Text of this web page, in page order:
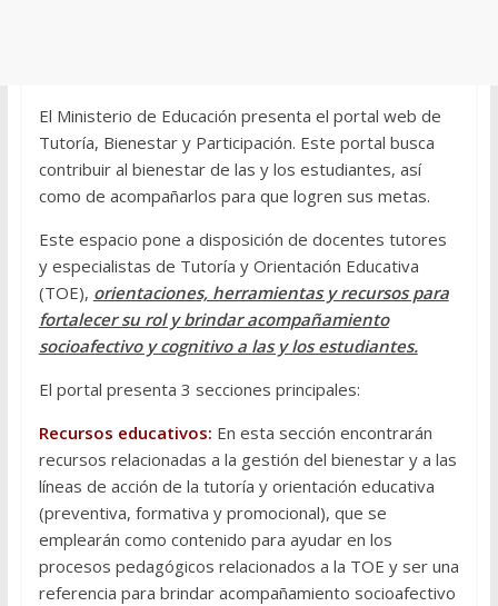
El Ministerio de Educación presenta el portal web de
Tutoría, Bienestar y Participación. Este portal busca
contribuir al bienestar de las y los estudiantes, así
como de acompañarlos para que logren sus metas.
Este espacio pone a disposición de docentes tutores
y especialistas de Tutoría y Orientación Educativa
(TOE), orientaciones, herramientas y recursos para
fortalecer su rol y brindar acompañamiento
socioafectivo y cognitivo a las y los estudiantes.
El portal presenta 3 secciones principales:
Recursos educativos: En esta sección encontrarán
recursos relacionadas a la gestión del bienestar y a las
líneas de acción de la tutoría y orientación educativa
(preventiva, formativa y promocional), que se
emplearán como contenido para ayudar en los
procesos pedagógicos relacionados a la TOE y ser una
referencia para brindar acompañamiento socioafectivo